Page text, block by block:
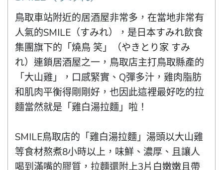
鳥取車站附近的居酒屋非常多，在當地非常有
人氣的SMILE（すみれ），是日本すみれ飲食
集團旗下的「燒鳥 笑」（やきとり家 すみ
れ）連鎖居酒屋之一，鳥取店主打鳥取縣產的
「大山雞」，口感緊實、Q彈多汁，雞肉脂肪
和肌肉平衡得剛剛好，也因此這裡最好吃的拉
麵當然就是「雞白湯拉麵」啦！
SMILE鳥取店的「雞白湯拉麵」湯頭以大山雞
等食材熬煮8小時以上，味鮮、濃厚、且讓人
喝到滿嘴的膠質，拉麵還附上3片白嫩嫩且帶